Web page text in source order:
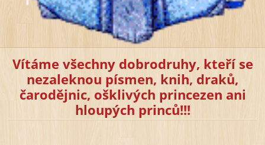
Vítáme všechny dobrodruhy, kteří se
nezaleknou písmen, knih, draků,
čarodějnic, ošklivých princezen ani
hloupých princů!!!